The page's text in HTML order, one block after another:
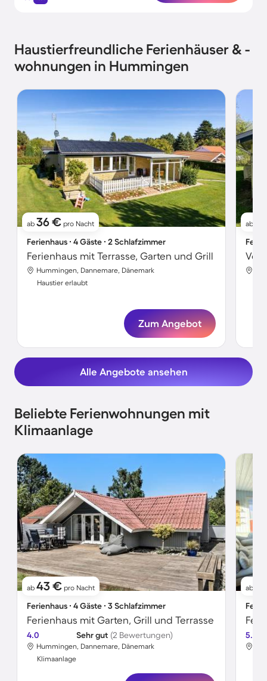
Haustierfreundliche Ferienhäuser & -
wohnungen in Hummingen
ab 36 € pro Nacht
Ferienhaus ∙ 4 Gäste ∙ 2 Schlafzimmer
Ferienhaus mit Terrasse, Garten und Grill
Hummingen, Dannemare, Dänemark
Haustier erlaubt
Zum Angebot
ab
Alle Angebote ansehen
Beliebte Ferienwohnungen mit
Klimaanlage
ab 43 € pro Nacht
Ferienhaus ∙ 4 Gäste ∙ 3 Schlafzimmer
Ferienhaus mit Garten, Grill und Terrasse
4.0 Sehr gut (2 Bewertungen)
Hummingen, Dannemare, Dänemark
Klimaanlage
ab
5.0